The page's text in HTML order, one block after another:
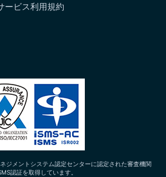
ービス利用規約
ジメントシステム認定センターに認定された審査機関
認証を取得しています。